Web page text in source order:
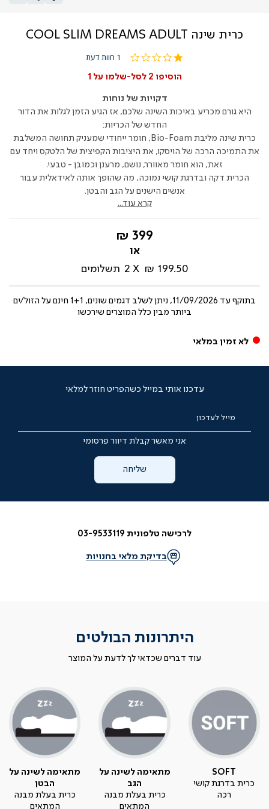
כרית שינה COOL SLIM DREAMS ADULT
1.0
rating
1 חוות דעת
הוסיפו 2 לסל-שלמו על 1
דקויות של נוחות
היא גורם מכריע באיכות השינה שלכם, אז הגיע הזמן לגלות את הדור
החדש של הכריות:
כרית שינה מליבת Bio-Foam, חומר ייחודי שמעניק תחושה המשלבת
את התמיכה הרכה של הויסקו, את היציבות הקפיצית של הלטקס ויחד עם
זאת, הוא חומר מאוורר, נושם, מרענן וכמובן - טבעי.
הכרית דקה ובדרגת קושי נמוכה, מה שהופך אותה לאידאלית עבור
אנשים הישנים על הגב והבטן.
קרא עוד...
החל
מ-
399 ₪
199.50 ₪
2 תשלומים
בתוקף עד
11/09/2026, ניתן לשלב דגמים שונים, 1+1 חינם על הזול/ים
ביותר מבין כלל המוצרים שירכשו
לא זמין במלאי
עדכנו אותי במייל כשהפריט חוזר למלאי
מייל לעדכון
אני מאשר קבלת דיוור פרסומי
שליחה
לרכישה טלפונית 03-9533119
בדיקת מלאי בחנויות
היתרונות הבולטים
עוד דברים שכדאי לך לדעת על המוצר
SOFT
כרית בדרגת קושי
רכה
מתאימה לשינה על
הגב
כרית בעלת מבנה
המתאים
מתאימה לשינה על
הבטן
כרית בעלת מבנה
המתאים